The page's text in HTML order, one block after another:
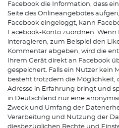
Facebook die Information, dass
Seite des Onlineangebotes
Facebook eingeloggt, kann
Facebook-Konto zuordnen.
interagieren, zum Beispiel den
Kommentar abgeben, wird die
Ihrem Gerät direkt an Facebook
gespeichert. Falls ein Nutzer kein
besteht trotzdem die Möglichkeit,
Adresse in Erfahrung bringt und
in Deutschland nur eine
Zweck und Umfang der
Verarbeitung und Nutzung der
diesbezüglichen Rechte und